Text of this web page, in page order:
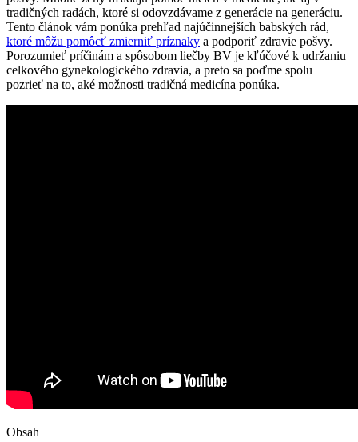
tradičných radách, ktoré si odovzdávame z generácie na generáciu.
Tento článok vám ponúka prehľad najúčinnejších babských rád,
ktoré môžu pomôcť zmierniť príznaky a podporiť zdravie pošvy.
Porozumieť príčinám a spôsobom liečby BV je kľúčové k udržaniu
celkového gynekologického zdravia, a preto sa poďme spolu
pozrieť na to, aké možnosti tradičná medicína ponúka.
Obsah